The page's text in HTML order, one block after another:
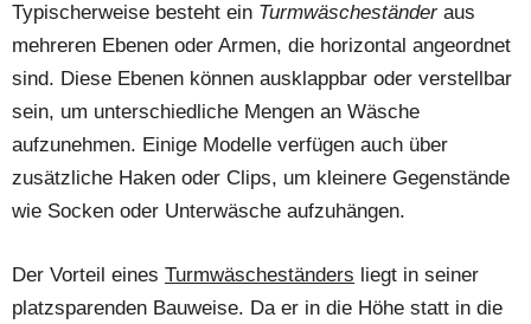
Typischerweise besteht ein Turmwäscheständeraus
mehreren Ebenen oder Armen, die horizontal angeordnet
sind. Diese Ebenen können ausklappbar oder verstellbar
sein, um unterschiedliche Mengen an Wäsche
aufzunehmen. Einige Modelle verfügen auch über
zusätzliche Haken oder Clips, um kleinere Gegenstände
wie Socken oder Unterwäsche aufzuhängen.
Der Vorteil eines Turmwäscheständers liegt in seiner
platzsparenden Bauweise. Da er in die Höhe statt in die